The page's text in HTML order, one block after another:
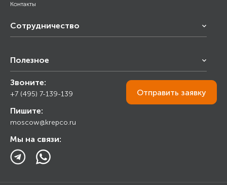
Контакты
Сотрудничество
Снабжение строительства
Торговым организациям
Полезное
Калькулятор
Прайс лист
Ответы на вопросы
Блог
Звоните:
+7 (495) 7-139-139
Пишите:
moscow@krepco.ru
Мы на связи:
Отправить заявку